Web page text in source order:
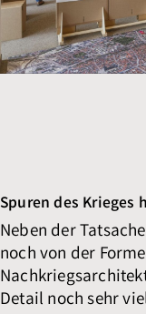
Spuren des Krieges
Neben der
noch von der
Detail noch sehr